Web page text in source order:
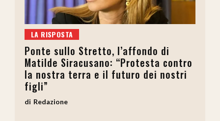
LA RISPOSTA
Ponte sullo Stretto, l’affondo di
Matilde Siracusano: “Protesta contro
la nostra terra e il futuro dei nostri
figli”
Redazione